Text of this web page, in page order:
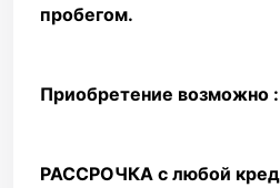
пробегом.
Приобретение возможно :
РАССРОЧКА с любой